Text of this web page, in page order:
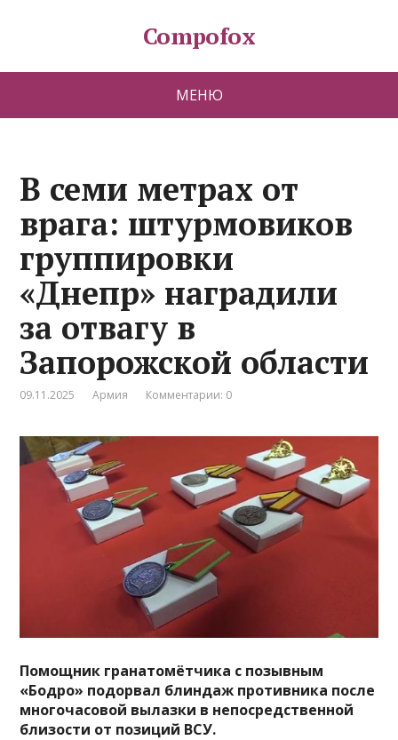
Compofox
МЕНЮ
В семи метрах от
врага: штурмовиков
группировки
«Днепр» наградили
за отвагу в
Запорожской области
09.11.2025 Армия Комментарии: 0
Помощник гранатомётчика с позывным
«Бодро» подорвал блиндаж противника после
многочасовой вылазки в непосредственной
близости от позиций ВСУ.